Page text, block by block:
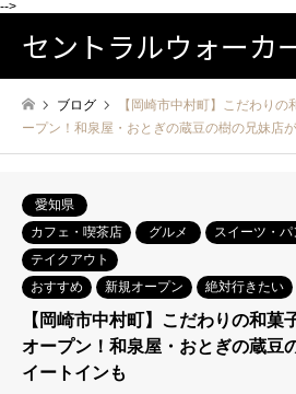
-->
セントラルウォーカ
ブログ
【岡崎市中村町】こだわり
ープン！和泉屋・おとぎの蔵豆の樹の兄妹店
愛知県
カフェ・喫茶店
グルメ
スイーツ・
テイクアウト
おすすめ
新規オープン 絶対行きたい
【岡崎市中村町】こだわりの和菓
オープン！和泉屋・おとぎの蔵豆
イートインも